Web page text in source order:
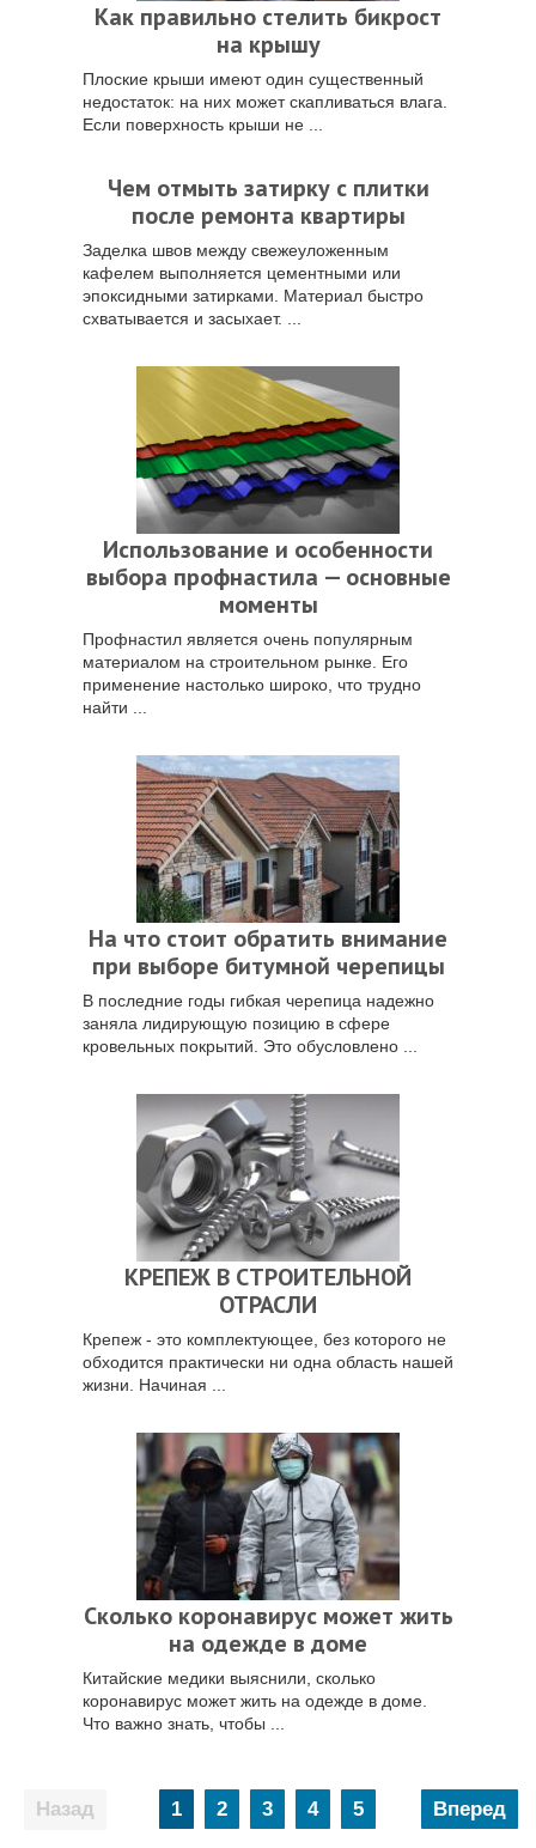
Как правильно стелить бикрост
на крышу
Плоские крыши имеют один существенный
недостаток: на них может скапливаться влага.
Если поверхность крыши не ...
Чем отмыть затирку с плитки
после ремонта квартиры
Заделка швов между свежеуложенным
кафелем выполняется цементными или
эпоксидными затирками. Материал быстро
схватывается и засыхает. ...
Использование и особенности
выбора профнастила — основные
моменты
Профнастил является очень популярным
материалом на строительном рынке. Его
применение настолько широко, что трудно
найти ...
На что стоит обратить внимание
при выборе битумной черепицы
В последние годы гибкая черепица надежно
заняла лидирующую позицию в сфере
кровельных покрытий. Это обусловлено ...
КРЕПЕЖ В СТРОИТЕЛЬНОЙ
ОТРАСЛИ
Крепеж - это комплектующее, без которого не
обходится практически ни одна область нашей
жизни. Начиная ...
Сколько коронавирус может жить
на одежде в доме
Китайские медики выяснили, сколько
коронавирус может жить на одежде в доме.
Что важно знать, чтобы ...
записей
1 2 3 4 5 Вперед